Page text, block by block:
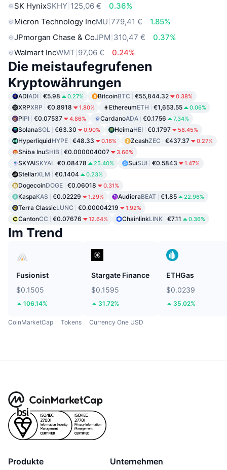
SK HynixSKHY 125,06 €
0.36%
Micron Technology IncMU 779,41 €
1.85%
JPmorgan Chase & CoJPM 310,47 €
0.37%
Walmart IncWMT 97,06 € 0.24%
Die meistaufegrufenen
Kryptowährungen
ADIADI €5.98 0.27% BitcoinBTC €55,844.32 0.38%
XRPXRP €0.8918 1.80% EthereumETH €1,653.55 0.06%
PiPI €0.07537 4.86% CardanoADA €0.1756 7.34%
SolanaSOL €63.30 0.90% HeimaHEI €0.1797 58.45%
HyperliquidHYPE €48.33 0.16% ZcashZEC €437.37 0.27%
Shiba InuSHIB €0.000004007 3.66%
SKYAISKYAI €0.08478 25.40% SuiSUI €0.5843 1.47%
StellarXLM €0.1404 0.23%
DogecoinDOGE €0.06018 0.31%
KaspaKAS €0.02229 1.29% AudieraBEAT €1.85 22.96%
Terra ClassicLUNC €0.00004219 1.92%
CantonCC €0.07676 12.64% ChainlinkLINK €7.11 0.36%
Im Trend
Fusionist
$0.1505
106.14%
Stargate Finance
$0.1595
31.72%
ETHGas
$0.0239
35.02%
CoinMarketCap Tokens Currency One USD
Produkte Unternehmen